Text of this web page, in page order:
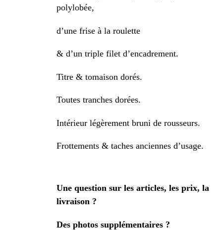
polylobée,
d’une frise à la roulette
& d’un triple filet d’encadrement.
Titre & tomaison dorés.
Toutes tranches dorées.
Intérieur légèrement bruni de rousseurs.
Frottements & taches anciennes d’usage.
Une question sur les articles, les prix, la
livraison ?
Des photos supplémentaires ?